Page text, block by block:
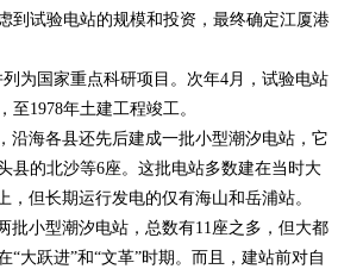
到试验电站的规模和投资，最终确定江厦港
为国家重点科研项目。次年4月，试验电站
1978年土建工程竣工。
海各县还先后建成一批小型潮汐电站，它
县的北沙等6座。这批电站多数建在当时大
但长期运行发电的仅有海山和岳浦站。
小型潮汐电站，总数有11座之多，但大都
大跃进”和“文革”时期。而且，建站前对自